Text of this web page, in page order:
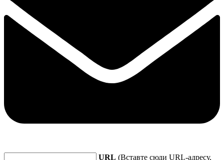
URL (Вставте сюди URL-адресу,